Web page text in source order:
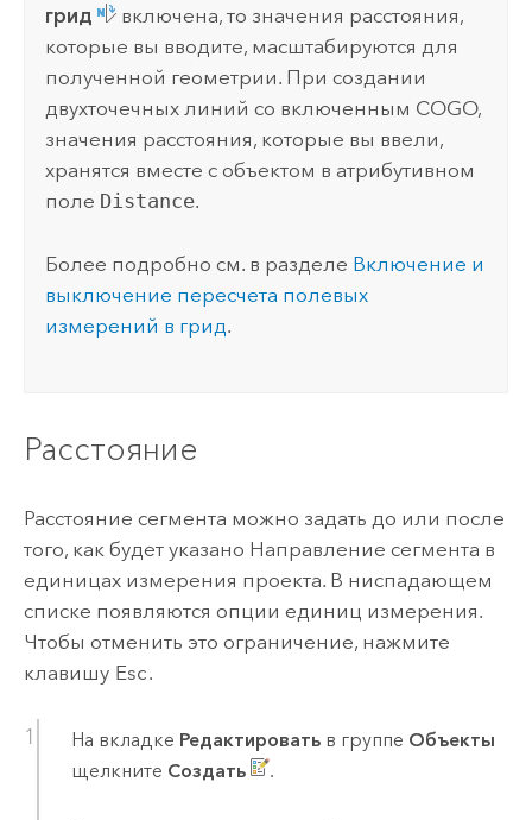
грид
включена, то значения расстояния,
которые вы вводите, масштабируются для
полученной геометрии. При создании
двухточечных линий со включенным COGO,
значения расстояния, которые вы ввели,
хранятся вместе с объектом в атрибутивном
поле Distance.
Более подробно см. в разделе Включение и
выключение пересчета полевых
измерений в грид.
Расстояние
Расстояние сегмента можно задать до или после
того, как будет указано Направление сегмента в
единицах измерения проекта. В ниспадающем
списке появляются опции единиц измерения.
Чтобы отменить это ограничение, нажмите
клавишу Esc.
На вкладке Редактироватьв группе Объекты
щелкните Создать .